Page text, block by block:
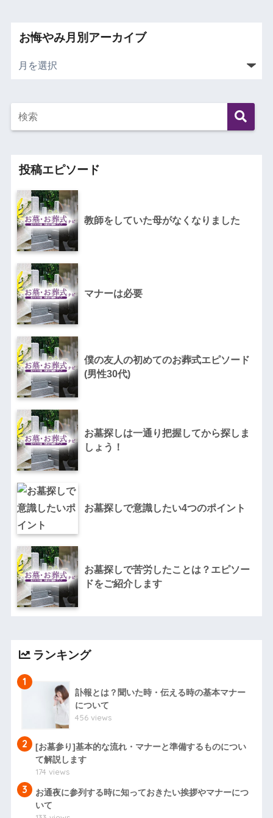
お悔やみ月別アーカイブ
投稿エピソード
教師をしていた母がなくなりました
マナーは必要
僕の友人の初めてのお葬式エピソード
(男性30代)
お墓探しは一通り把握してから探しま
しょう！
お墓探しで意識したい4つのポイント
お墓探しで苦労したことは？エピソー
ドをご紹介します
ランキング
1
訃報とは？聞いた時・伝える時の基本マナー
について
456 views
2
[お墓参り]基本的な流れ・マナーと準備するものについ
て解説します
174 views
3
お通夜に参列する時に知っておきたい挨拶やマナーにつ
いて